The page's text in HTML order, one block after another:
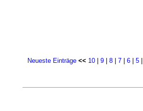
Neueste Einträge << 10 9 8 7 6 5